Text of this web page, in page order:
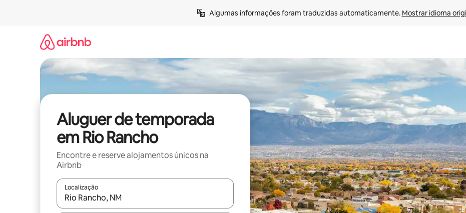
Algumas informações foram traduzidas automaticamente. Mostrar idioma
Aluguer de temporada
em Rio Rancho
Encontre e reserve alojamentos únicos na
Airbnb
Localização
Quando os resultados estiverem disponíveis, navegue com as teclas de seta para cima e para baixo ou explore com gestos